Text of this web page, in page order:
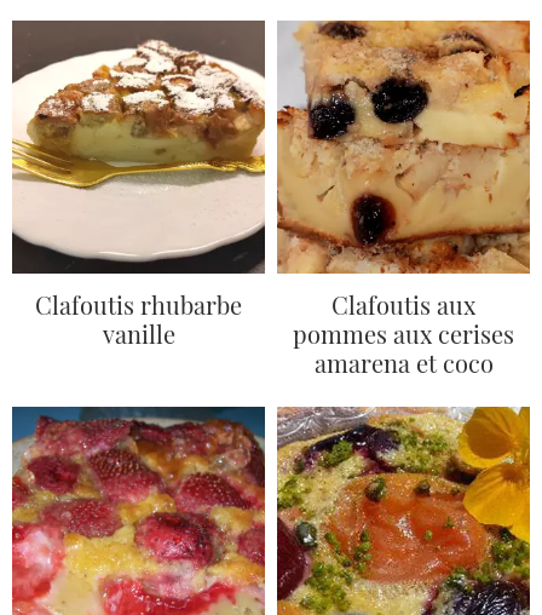
Clafoutis rhubarbe
vanille
Clafoutis aux
pommes aux cerises
amarena et coco